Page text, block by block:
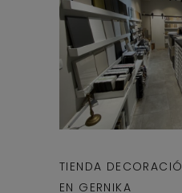
TIENDA
EN GERNIKA